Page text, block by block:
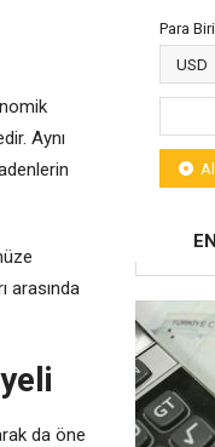
Aynı
arasında
da öne
Para